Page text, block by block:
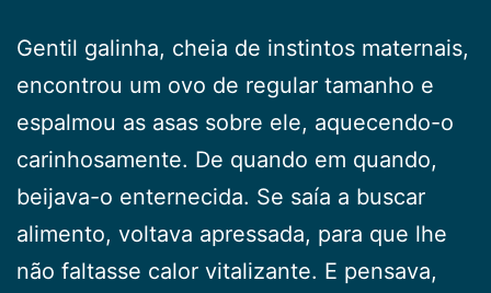
Gentil galinha, cheia de instintos maternais,
encontrou um ovo de regular tamanho e
espalmou as asas sobre ele, aquecendo-o
carinhosamente. De quando em quando,
beijava-o enternecida. Se saía a buscar
alimento, voltava apressada, para que lhe
não faltasse calor vitalizante. E pensava,